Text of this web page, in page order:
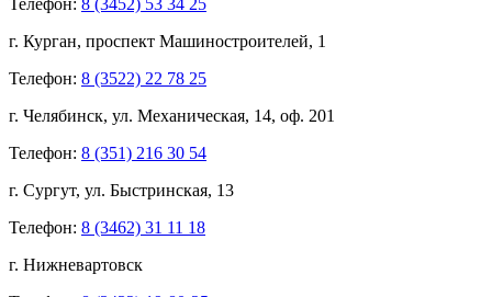
Телефон: 8 (3452) 53 34 25
г. Курган, проспект Машиностроителей, 1
Телефон: 8 (3522) 22 78 25
г. Челябинск, ул. Механическая, 14, оф. 201
Телефон: 8 (351) 216 30 54
г. Сургут, ул. Быстринская, 13
Телефон: 8 (3462) 31 11 18
г. Нижневартовск